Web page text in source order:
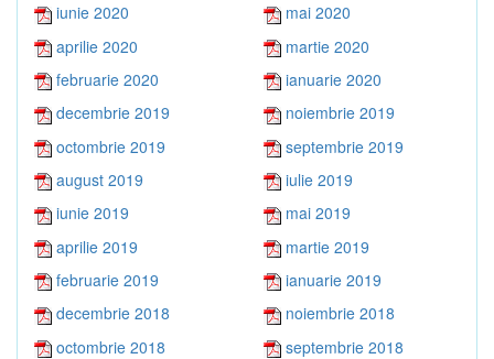
iunie 2020
mai 2020
aprilie 2020
martie 2020
februarie 2020
ianuarie 2020
decembrie 2019
noiembrie 2019
octombrie 2019
septembrie 2019
august 2019
iulie 2019
iunie 2019
mai 2019
aprilie 2019
martie 2019
februarie 2019
ianuarie 2019
decembrie 2018
noiembrie 2018
octombrie 2018
septembrie 2018